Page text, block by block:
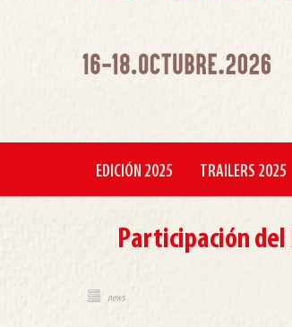
EDICIÓN 2025 TRAILERS 2025
Participación del
news